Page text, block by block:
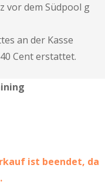
vor dem Südpool g
an der Kasse
Cent erstattet.
ist beendet, da